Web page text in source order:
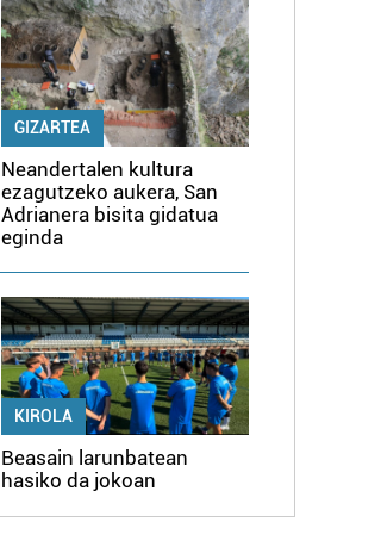
GIZARTEA
Neandertalen kultura
ezagutzeko aukera, San
Adrianera bisita gidatua
eginda
KIROLA
Beasain larunbatean
hasiko da jokoan